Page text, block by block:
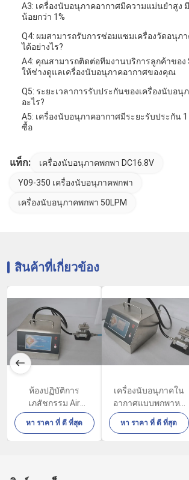
A3: เครื่องนับอนุภาคอากาศมีความแม่นยําสูง
น้อยกว่า 1%
Q4: ผมสามารถรับการซ่อมแซมเครื่องวัดอนุภ
ได้อย่างไร?
A4: คุณสามารถติดต่อทีมงานบริการลูกค้าของ
ให้ช่างดูแลเครื่องนับอนุภาคอากาศของคุณ
Q5: ระยะเวลาการรับประกันของเครื่องนับอนุ
อะไร?
A5: เครื่องนับอนุภาคอากาศมีระยะรับประกัน
ซื้อ
แท็ก: เครื่องนับอนุภาคพกพา DC16.8V
Y09-350 เครื่องนับอนุภาคพกพา
เครื่องนับอนุภาคพกพา 50LPM
สินค้าที่เกี่ยวข้อง
ห้องปฏิบัติการ
เภสัชกรรม Air
Quality Particle
Counter 100LPM
หา ราคา ที่ ดี ที่สุด
เครื่องนับอนุภาคใน
อากาศแบบพกพาหก
ช่อง 100LPM พร้อม
เครื่องพิมพ์ความร้อน
หา ราคา ที่ ดี ที่สุด